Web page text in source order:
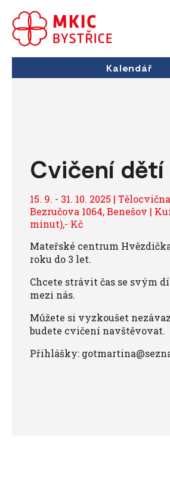
Kalendář
Cvičení
15. 9. - 31. 10. 2025 |
Bezručova 1064, Benešov |
minut),- Kč
Mateřské centrum
roku do 3 let.
Chcete strávit čas se svým
mezi nás.
Můžete si vyzkoušet
budete cvičení navštěvovat.
Přihlášky: